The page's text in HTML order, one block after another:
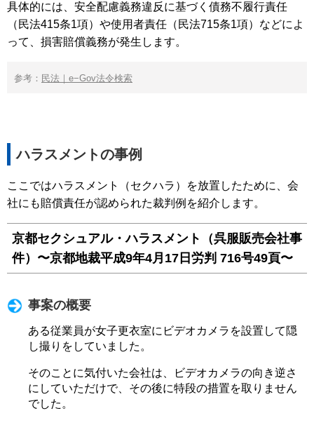
具体的には、安全配慮義務違反に基づく債務不履行責任
（民法415条1項）や使用者責任（民法715条1項）などによ
って、損害賠償義務が発生します。
参考： 民法｜e−Gov法令検索
ハラスメントの事例
ここではハラスメント（セクハラ）を放置したために、会
社にも賠償責任が認められた裁判例を紹介します。
京都セクシュアル・ハラスメント（呉服販売会社事
件）〜京都地裁平成9年4月17日労判 716号49頁〜
事案の概要
ある従業員が女子更衣室にビデオカメラを設置して隠
し撮りをしていました。
そのことに気付いた会社は、ビデオカメラの向き逆さ
にしていただけで、その後に特段の措置を取りません
でした。